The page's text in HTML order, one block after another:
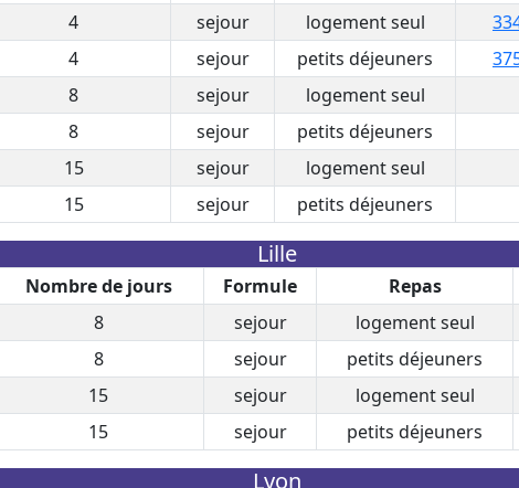
4 sejour logement seul
4 sejour petits déjeuners
8 sejour logement seul
8 sejour petits déjeuners
15 sejour logement seul
15 sejour petits déjeuners
Lille
Nombre de jours Formule Repas
8 sejour logement seul
8 sejour petits déjeuners
15 sejour logement seul
15 sejour petits déjeuners
Lyon